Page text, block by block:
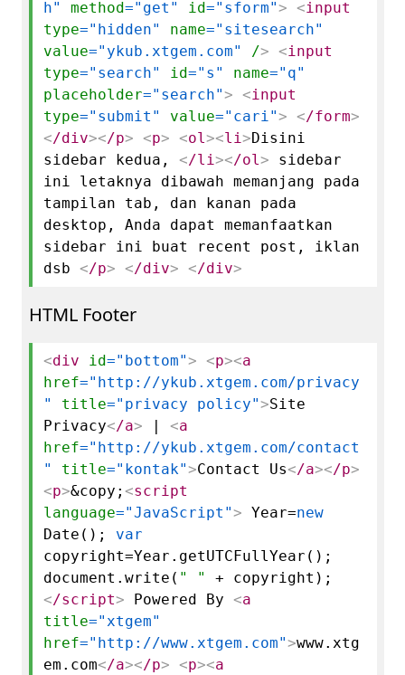
h"
method="get" id="sform"> <input
type="hidden" name="sitesearch"
value="ykub.xtgem.com" /> <input
type="search" id="s" name="q"
placeholder="search"> <input
type="submit" value="cari"> </form>
</div></p> <p> <ol ><li >Disini
sidebar kedua, </li ></ol > sidebar
ini letaknya dibawah memanjang pada
tampilan tab, dan kanan pada
desktop, Anda dapat memanfaatkan
sidebar ini buat recent post, iklan
dsb </p> </div> </div>
HTML Footer
<div id="bottom"> <p><a
href="http://ykub.xtgem.com/privacy
"
title="privacy policy">Site
Privacy</a> | <a
href="http://ykub.xtgem.com/contact
"
title="kontak">Contact Us</a></p>
<p>&copy; <script
language="JavaScript"> Year=new
Date(); var
copyright=Year. getUTCFullYear ();
document. write ( " "
+ copyright);
</script> Powered By <a
title="xtgem"
href="http://www.xtgem.com">www.xtg
em.com</a></p> <p><a